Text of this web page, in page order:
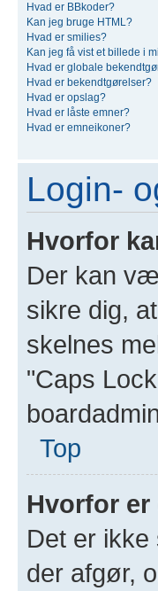
Hvad er BBkoder?
Kan jeg bruge HTML?
Hvad er smilies?
Kan jeg få vist et billede i
Hvad er globale
Hvad er bekendtgørelser?
Hvad er opslag?
Hvad er låste emner?
Hvad er emneikoner?
Login-
Hvorfor
Der kan
sikre dig,
skelnes
"Caps
Top
Hvorfor
Det er
der afgør,